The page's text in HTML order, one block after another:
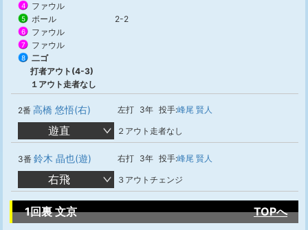
4 ファウル
5 ボール 2-2
6 ファウル
7 ファウル
8
二ゴ
打者アウト(4-3)
１アウト走者なし
2番 高橋 悠悟(右) 左打 3年 投手:峰尾 賢人
遊直 ２アウト走者なし
3番 鈴木 晶也(遊) 右打 3年 投手:峰尾 賢人
右飛 ３アウトチェンジ
1回裏 文京 TOPへ